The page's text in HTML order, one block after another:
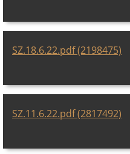
SZ.18.6.22.pdf (2198475)
SZ.11.6.22.pdf (2817492)